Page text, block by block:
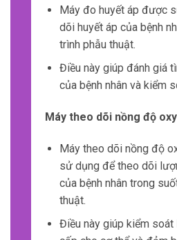
Máy đo huyết áp được
dõi huyết áp của bệnh
trình phẫu thuật.
Điều này giúp đánh giá
của bệnh nhân và kiểm
Máy theo dõi nồng độ
Máy theo dõi nồng độ
sử dụng để theo dõi
của bệnh nhân trong
thuật.
Điều này giúp kiểm soát